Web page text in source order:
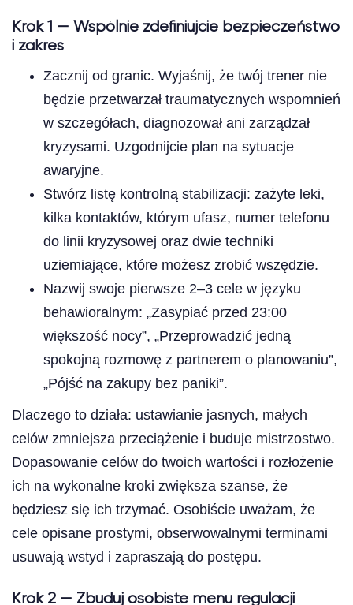
Krok 1 — Wspólnie zdefiniujcie bezpieczeństwo
i zakres
Zacznij od granic. Wyjaśnij, że twój trener nie
będzie przetwarzał traumatycznych wspomnień
w szczegółach, diagnozował ani zarządzał
kryzysami. Uzgodnijcie plan na sytuacje
awaryjne.
Stwórz listę kontrolną stabilizacji: zażyte leki,
kilka kontaktów, którym ufasz, numer telefonu
do linii kryzysowej oraz dwie techniki
uziemiające, które możesz zrobić wszędzie.
Nazwij swoje pierwsze 2–3 cele w języku
behawioralnym: „Zasypiać przed 23:00
większość nocy”, „Przeprowadzić jedną
spokojną rozmowę z partnerem o planowaniu”,
„Pójść na zakupy bez paniki”.
Dlaczego to działa: ustawianie jasnych, małych
celów zmniejsza przeciążenie i buduje mistrzostwo.
Dopasowanie celów do twoich wartości i rozłożenie
ich na wykonalne kroki zwiększa szanse, że
będziesz się ich trzymać. Osobiście uważam, że
cele opisane prostymi, obserwowalnymi terminami
usuwają wstyd i zapraszają do postępu.
Krok 2 — Zbuduj osobiste menu regulacji